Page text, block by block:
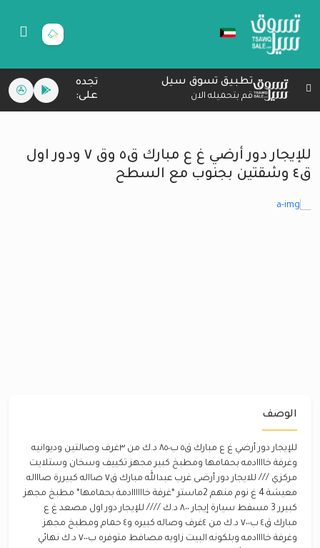
تطبيق تسوق سيل
قم بتحميله الان
تجده
على:
للإيجار دور أرضي غ ع مبارك ق٥ وق ٧ ودور اول
ق٤ وشقتين بجنوب مع السطح
الوصف
للإيجار دور أرضي غ ع مبارك ق٥ ب٨٥٠ د.ك من ٣غرف وصالتين وديوانيه
وغرفة خاااادمه بحمامها ومطبخ كبير مجهز تكييف وسخان وستلايت
مركزي /// للايجار دور أرضى غرب عبدالله مبارك ق٧ صااله كبيررة صاااله
معيشة 4 غ نوم منهم 2ماستر *غرفة خاااااادمة بحمامها* مطبخ مجهز
كبيرر 3 مسفط سيارة إيجار ٨٠٠ د.ك //// للإيجار دور اول مصعد غ ع
مبارك ق٤ ب٧٠٠ د.ك من ٤غرف وصاله كبيره و٤ حمام ومطبخ مجهز
وغرفة خاااادمه وبلكونه البيت زاويه مصافط متوفره ب٧٠٠ د.ك نهائي